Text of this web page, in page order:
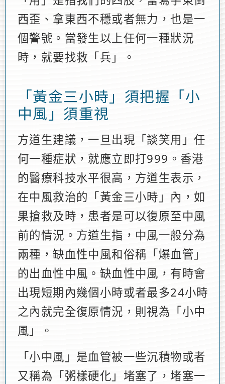
西歪、拿東西不穩或者無力，也是一
個警號。當發生以上任何一種狀況
時，就要找救「兵」。
「黃金三小時」須把握「小
中風」須重視
方道生建議，一旦出現「談笑用」任
何一種症狀，就應立即打999。香港
的醫療科技水平很高，方道生表示，
在中風救治的「黃金三小時」內，如
果搶救及時，患者是可以復原至中風
前的情況。方道生指，中風一般分為
兩種，缺血性中風和俗稱「爆血管」
的出血性中風。缺血性中風，有時會
出現短期內幾個小時或者最多24小時
之內就完全復原情況，則視為「小中
風」。
「小中風」是血管被一些沉積物或者
又稱為「粥樣硬化」堵塞了，堵塞一